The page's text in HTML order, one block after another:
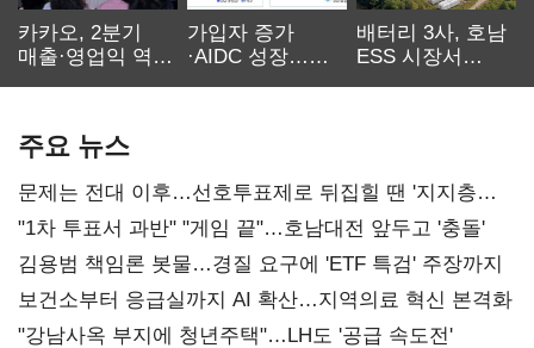
카카오, 2분기
매출·영업익 역대
가입자 증가
·AIDC 성장…
배터리 3사, 호남
ESS 시장서
주요 뉴스
문제는 전대 이후…선호투표제로 뒤집힐 땐 '지지층
불복'
"1차 투표서 과반" "게임 끝"…호남대전 앞두고 '충돌'
김용범 책임론 봇물…경질 요구에 'ETF 특검' 주장까지
보건소부터 응급실까지 AI 확산…지역의료 혁신 본격화
"강남사옥 부지에 청년주택"…LH도 '공급 속도전'